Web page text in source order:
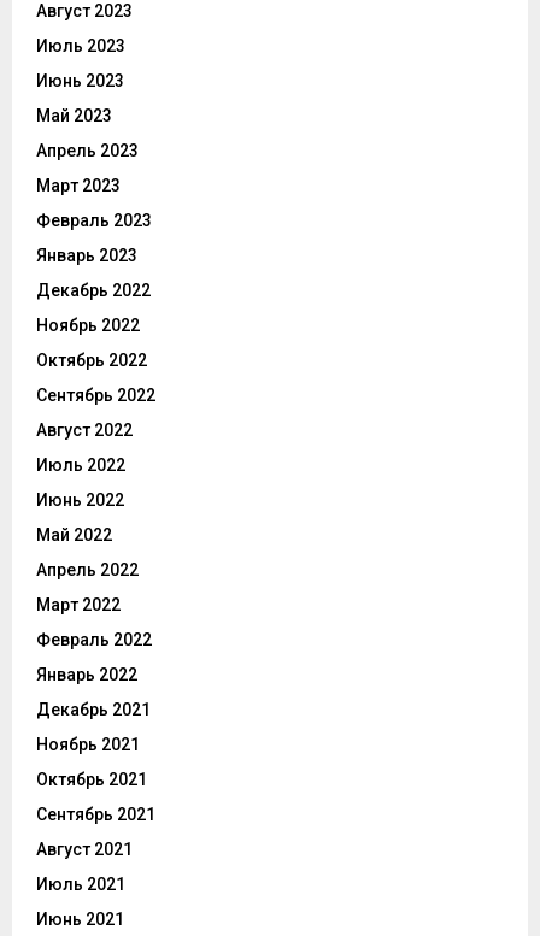
Август 2023
Июль 2023
Июнь 2023
Май 2023
Апрель 2023
Март 2023
Февраль 2023
Январь 2023
Декабрь 2022
Ноябрь 2022
Октябрь 2022
Сентябрь 2022
Август 2022
Июль 2022
Июнь 2022
Май 2022
Апрель 2022
Март 2022
Февраль 2022
Январь 2022
Декабрь 2021
Ноябрь 2021
Октябрь 2021
Сентябрь 2021
Август 2021
Июль 2021
Июнь 2021